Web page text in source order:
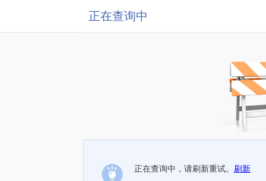
正在查询中
正在查询中，请刷新重试。 刷新